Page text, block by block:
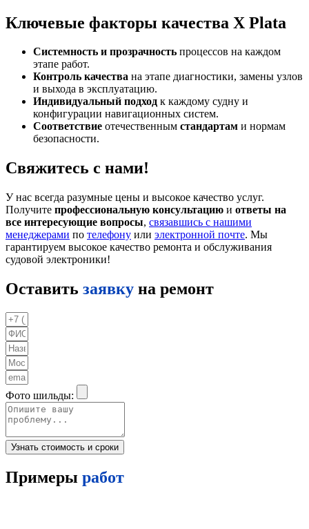
Ключевые факторы качества X Plata
Системность и прозрачность процессов на каждом
этапе работ.
Контроль качества на этапе диагностики, замены узлов
и выхода в эксплуатацию.
Индивидуальный подход к каждому судну и
конфигурации навигационных систем.
Соответствие отечественным стандартам и нормам
безопасности.
Свяжитесь с нами!
У нас всегда разумные цены и высокое качество услуг.
Получите профессиональную консультацию и ответы на
все интересующие вопросы, связавшись с нашими
менеджерами по телефону или электронной почте. Мы
гарантируем высокое качество ремонта и обслуживания
судовой электроники!
Оставить заявку на ремонт
Фото шильды:
Узнать стоимость и сроки
Примеры работ